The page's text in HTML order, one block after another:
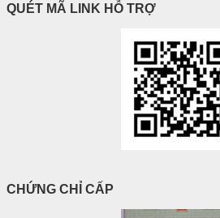
QUÉT MÃ LINK HỖ TRỢ
CHỨNG CHỈ CẤP